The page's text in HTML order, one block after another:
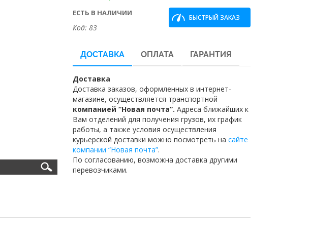
ЕСТЬ В НАЛИЧИИ
Код: 83
БЫСТРЫЙ ЗАКАЗ
ДОСТАВКА ОПЛАТА ГАРАНТИЯ
Доставка
Доставка заказов, оформленных в интернет-
магазине, осуществляется транспортной
компанией “Новая почта”. Адреса ближайших к
Вам отделений для получения грузов, их график
работы, а также условия осуществления
курьерской доставки можно посмотреть на сайте
компании “Новая почта”.
По согласованию, возможна доставка другими
перевозчиками.